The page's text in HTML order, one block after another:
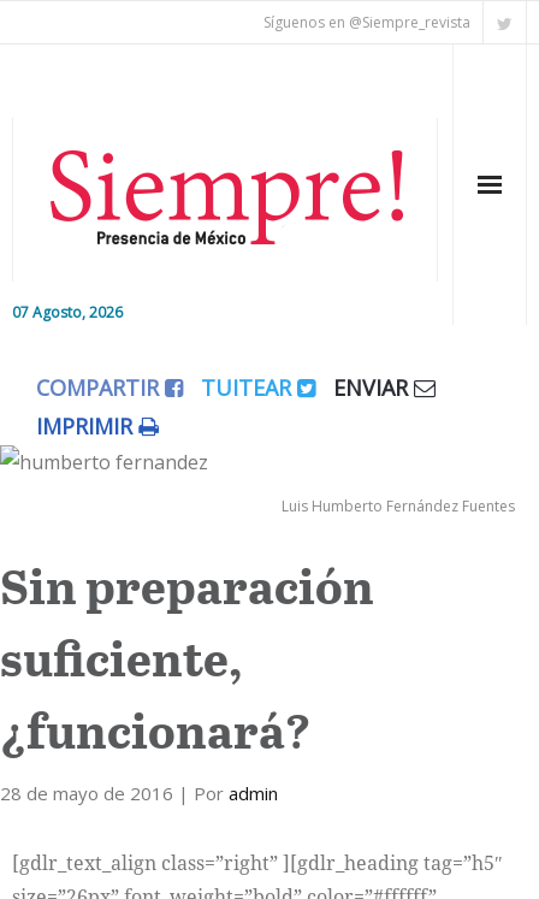
Síguenos en @Siempre_revista
07 Agosto, 2026
Editorial
Nacional
Internacional
Cultura
COMPARTIR TUITEAR
ENVIAR
IMPRIMIR
Luis Humberto Fernández Fuentes
Sin preparación
suficiente,
¿funcionará?
28 de mayo de 2016 | Por admin
[gdlr_text_align class=”right” ][gdlr_heading tag=”h5″